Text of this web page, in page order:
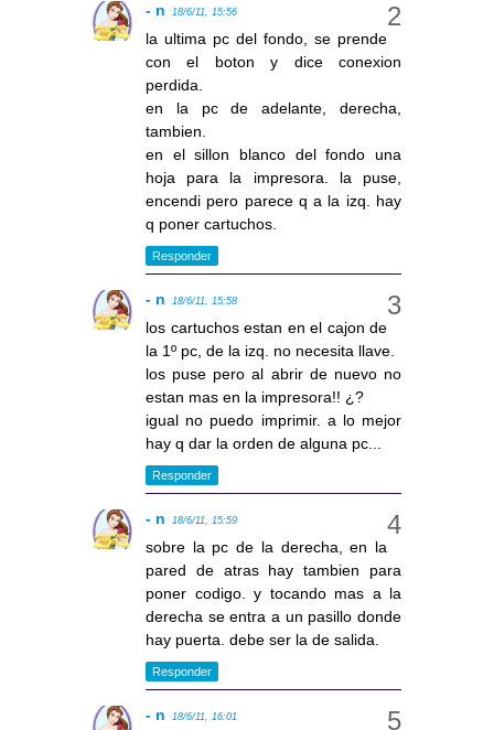
- n 18/6/11, 15:56
la ultima pc del fondo, se prende
con el boton y dice conexion
perdida.
en la pc de adelante, derecha,
tambien.
en el sillon blanco del fondo una
hoja para la impresora. la puse,
encendi pero parece q a la izq. hay
q poner cartuchos.
Responder
- n 18/6/11, 15:58
los cartuchos estan en el cajon de
la 1º pc, de la izq. no necesita llave.
los puse pero al abrir de nuevo no
estan mas en la impresora!! ¿?
igual no puedo imprimir. a lo mejor
hay q dar la orden de alguna pc...
Responder
- n 18/6/11, 15:59
sobre la pc de la derecha, en la
pared de atras hay tambien para
poner codigo. y tocando mas a la
derecha se entra a un pasillo donde
hay puerta. debe ser la de salida.
Responder
- n 18/6/11, 16:01